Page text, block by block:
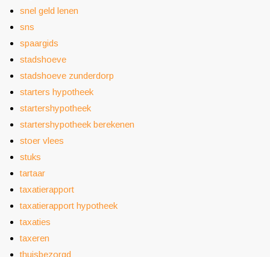
snel geld lenen
sns
spaargids
stadshoeve
stadshoeve zunderdorp
starters hypotheek
startershypotheek
startershypotheek berekenen
stoer vlees
stuks
tartaar
taxatierapport
taxatierapport hypotheek
taxaties
taxeren
thuisbezorgd